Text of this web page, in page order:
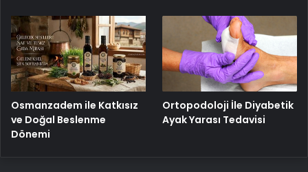
Osmanzadem ile Katkısız
ve Doğal Beslenme
Dönemi
Ortopodoloji İle Diyabetik
Ayak Yarası Tedavisi